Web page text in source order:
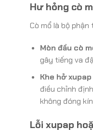
Hư hỏng cò
Cò mổ là bộ
Mòn đầu cò
gây tiếng va
Khe hở
điều chỉnh
không đóng
Lỗi xupap